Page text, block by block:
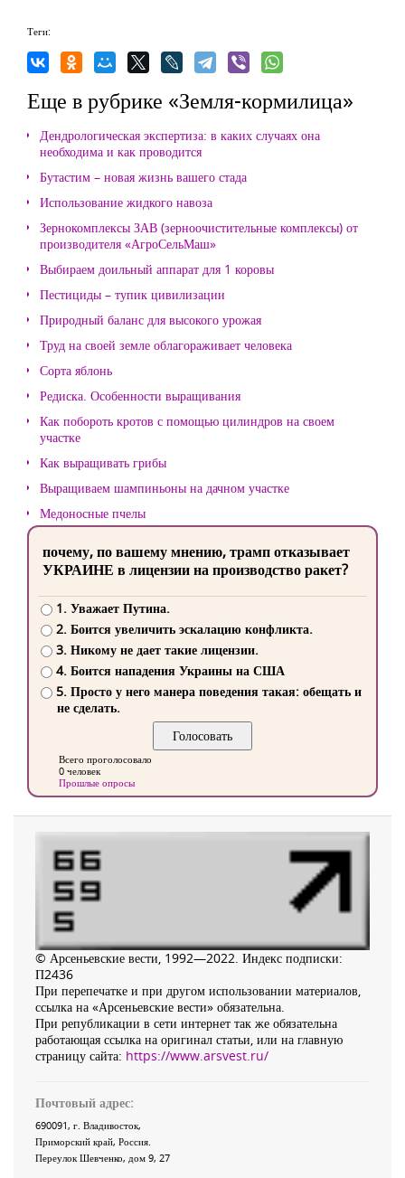
Теги:
Еще в рубрике «Земля-кормилица»
Дендрологическая экспертиза: в каких случаях она
необходима и как проводится
Бутастим – новая жизнь вашего стада
Использование жидкого навоза
Зернокомплексы ЗАВ (зерноочистительные комплексы) от
производителя «АгроСельМаш»
Выбираем доильный аппарат для 1 коровы
Пестициды – тупик цивилизации
Природный баланс для высокого урожая
Труд на своей земле облагораживает человека
Сорта яблонь
Редиска. Особенности выращивания
Как побороть кротов с помощью цилиндров на своем
участке
Как выращивать грибы
Выращиваем шампиньоны на дачном участке
Медоносные пчелы
почему, по вашему мнению, трамп отказывает
УКРАИНЕ в лицензии на производство ракет?
1. Уважает Путина.
2. Боится увеличить эскалацию конфликта.
3. Никому не дает такие лицензии.
4. Боится нападения Украины на США
5. Просто у него манера поведения такая: обещать и
не сделать.
Всего проголосовало
0 человек
Прошлые опросы
© Арсеньевские вести, 1992—2022. Индекс подписки:
П2436
При перепечатке и при другом использовании материалов,
ссылка на «Арсеньевские вести» обязательна.
При републикации в сети интернет так же обязательна
работающая ссылка на оригинал статьи, или на главную
страницу сайта: https://www.arsvest.ru/
Почтовый адрес:
690091, г. Владивосток,
Приморский край, Россия
Переулок Шевченко, дом 9, 27